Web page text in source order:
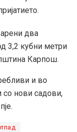
два
3,2 кубни метри
Карпош.
и во
со нови садови,